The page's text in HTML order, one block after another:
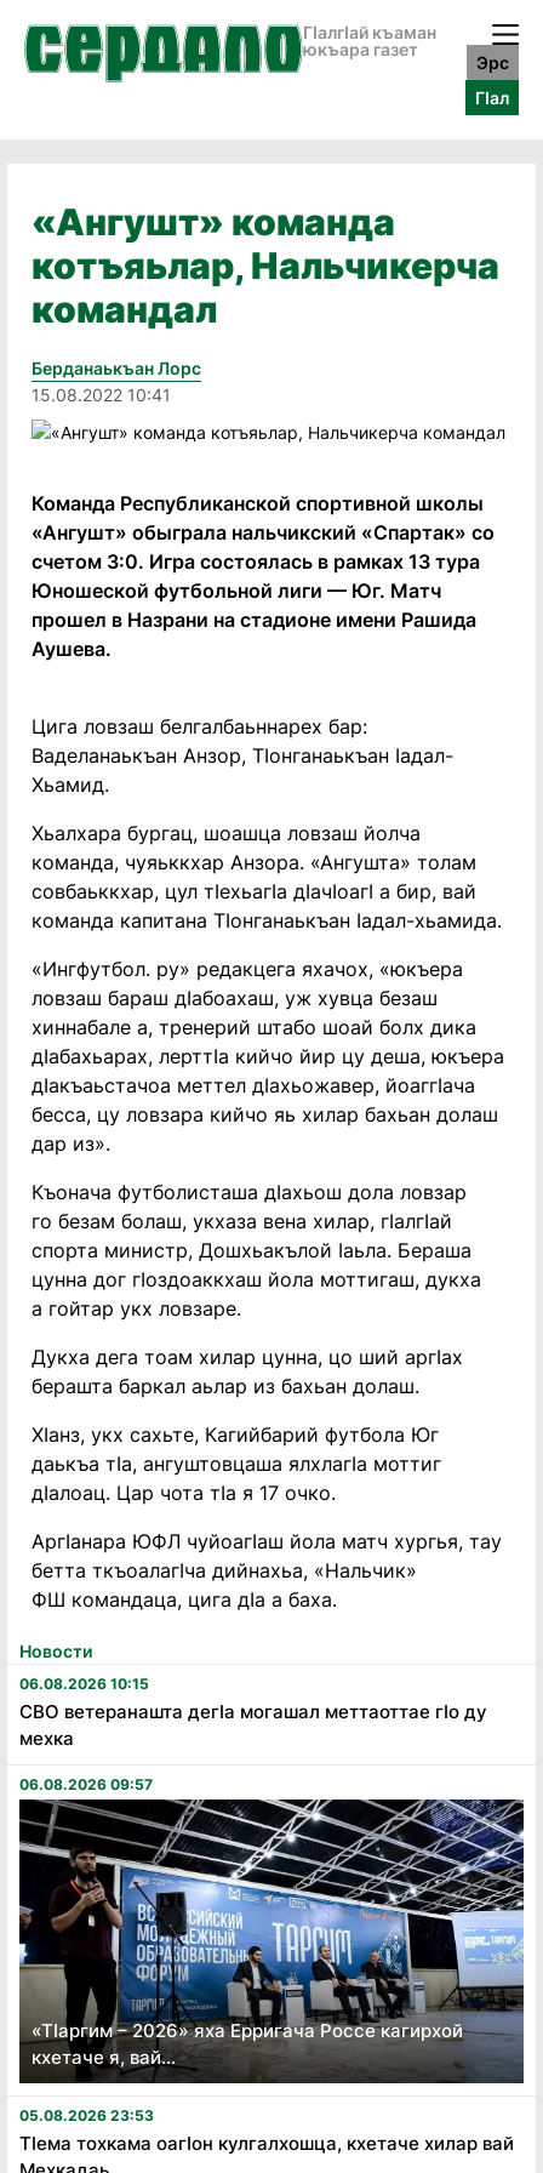
ГӀалгӀай къаман
юкъара газет
Эрс
ГӀал
Новости
06.08.2026 10:15
СВО ветеранашта дегӏа могашал меттаоттае гӏо ду
мехка
06.08.2026 09:57
«Тӏаргим – 2026» яха Ерригача Россе кагирхой
кхетаче я, вай...
05.08.2026 23:53
Тӏема тохкама оагӏон кулгалхошца, кхетаче хилар вай
«Ангушт» команда
котъяьлар, Нальчикерча
командал
Берданаькъан Лорс
15.08.2022 10:41
Команда Республиканской спортивной школы
«Ангушт» обыграла нальчикский «Спартак» со
счетом 3:0. Игра состоялась в рамках 13 тура
Юношеской футбольной лиги — Юг. Матч
прошел в Назрани на стадионе имени Рашида
Аушева.
Цига ловзаш белгалбаьннарех бар:
Ваделанаькъан Анзор, ТIонганаькъан Iадал-
Хьамид.
Хьалхара бургац, шоашца ловзаш йолча
команда, чуяьккхар Анзора. «Ангушта» толам
совбаьккхар, цул тIехьагIа дIачIоагI а бир, вай
команда капитана ТIонганаькъан Iадал-хьамида.
«Ингфутбол. ру» редакцега яхачох, «юкъера
ловзаш бараш дIабоахаш, уж хувца безаш
хиннабале а, тренерий штабо шоай болх дика
дIабахьарах, лерттIа кийчо йир цу деша, юкъера
дIакъаьстачоа меттел дIахьожавер, йоаггIача
бесса, цу ловзара кийчо яь хилар бахьан долаш
дар из».
Къонача футболисташа дIахьош дола ловзар
го безам болаш, укхаза вена хилар, гIалгIай
спорта министр, Дошхьакълой Iаьла. Бераша
цунна дог гIоздоаккхаш йола моттигаш, дукха
а гойтар укх ловзаре.
Дукха дега тоам хилар цунна, цо ший аргIах
берашта баркал аьлар из бахьан долаш.
ХIанз, укх сахьте, Кагийбарий футбола Юг
даькъа тIа, ангуштовцаша ялхлагIа моттиг
дIалоац. Цар чота тIа я 17 очко.
АргIанара ЮФЛ чуйоагIаш йола матч хургья, тау
бетта ткъоалагIча дийнахьа, «Нальчик»
ФШ командаца, цига дIа а баха.